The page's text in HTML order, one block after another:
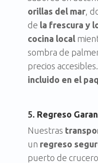
orillas del mar ,
de la frescura y
cocina local
sombra de
precios accesibles.
incluido en el
5. Regreso
Nuestras
un regreso
puerto de